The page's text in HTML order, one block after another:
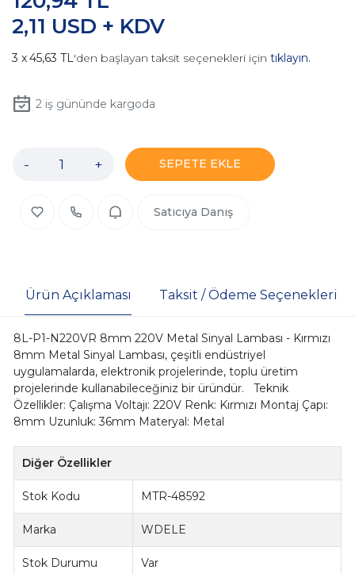
2,11 USD + KDV
45,63 TL'den başlayan taksit seçenekleri için tıklayın.
2iş gününde kargoda
- + SEPETE EKLE
Satıcıya Danış
Ürün Açıklaması Taksit / Ödeme Seçenekleri
8L-P1-N220VR 8mm 220V Metal Sinyal Lambası - Kırmızı
8mm Metal Sinyal Lambası, çeşitli endüstriyel
uygulamalarda, elektronik projelerinde, toplu üretim
projelerinde kullanabileceğiniz bir üründür. Teknik
Özellikler: Çalışma Voltajı: 220V Renk: Kırmızı Montaj Çapı:
8mm Uzunluk: 36mm Materyal: Metal
Diğer Özellikler
Stok Kodu MTR-48592
Marka WDELE
Stok Durumu Var